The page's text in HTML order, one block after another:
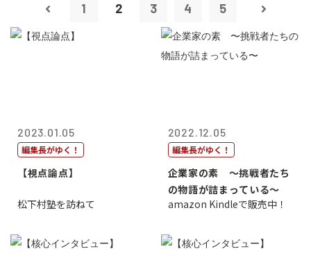
1 2 3 4 5
2023.01.05
編集長がゆく！
【視点論点】
松下村塾を訪ねて
2022.12.05
編集長がゆく！
企業家の素 〜挑戦者たち
の物語が詰まっている〜
amazon Kindleで販売中！